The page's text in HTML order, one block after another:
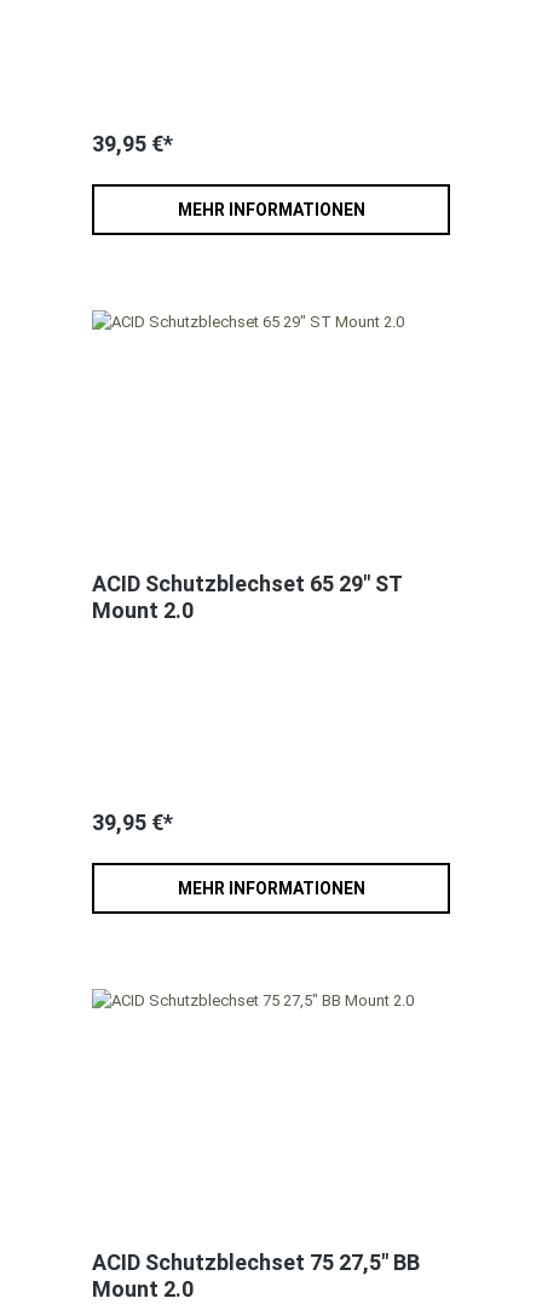
39,95 €*
MEHR INFORMATIONEN
ACID Schutzblechset 65 29" ST
Mount 2.0
39,95 €*
MEHR INFORMATIONEN
ACID Schutzblechset 75 27,5" BB
Mount 2.0